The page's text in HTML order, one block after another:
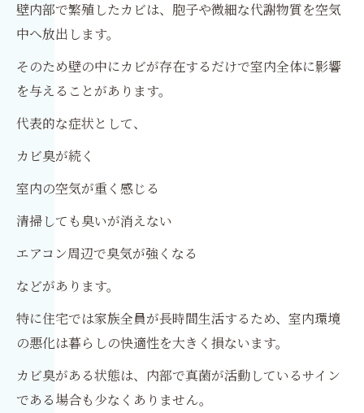
壁内部で繁殖したカビは、胞子や微細な代謝物質を空気
中へ放出します。
そのため壁の中にカビが存在するだけで室内全体に影響
を与えることがあります。
代表的な症状として、
カビ臭が続く
室内の空気が重く感じる
清掃しても臭いが消えない
エアコン周辺で臭気が強くなる
などがあります。
特に住宅では家族全員が長時間生活するため、室内環境
の悪化は暮らしの快適性を大きく損ないます。
カビ臭がある状態は、内部で真菌が活動しているサイン
である場合も少なくありません。